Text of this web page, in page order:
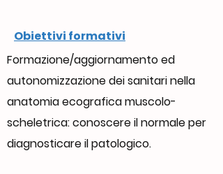
Obiettivi formativi
Formazione/aggiornamento ed
autonomizzazione dei sanitari nella
anatomia ecografica muscolo-
scheletrica: conoscere il normale per
diagnosticare il patologico.